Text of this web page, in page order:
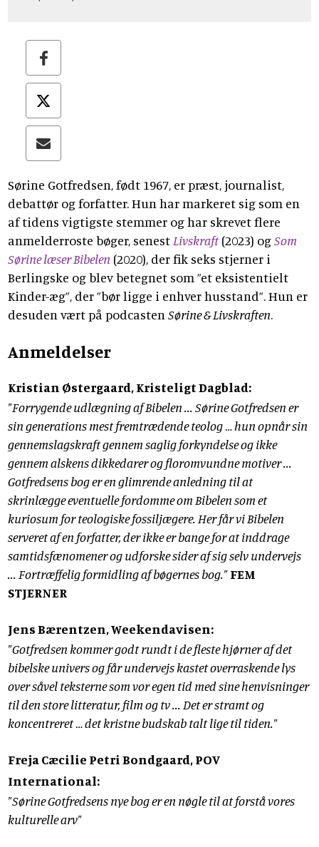
Sørine Gotfredsen, født 1967, er præst, journalist,
debattør og forfatter. Hun har markeret sig som en
af tidens vigtigste stemmer og har skrevet flere
anmelderroste bøger, senest Livskraft(2023) ogSom
Sørine læser Bibelen (2020), der fik seks stjerner i
Berlingske og blev betegnet som ”et eksistentielt
Kinder-æg”, der ”bør ligge i enhver husstand”. Hun er
desuden vært på podcasten Sørine & Livskraften.
Anmeldelser
Kristian Østergaard, Kristeligt Dagblad:
"Forrygende udlægning af Bibelen ... Sørine Gotfredsen er
sin generations mest fremtrædende teolog … hun opnår sin
gennemslagskraft gennem saglig forkyndelse og ikke
gennem alskens dikkedarer og floromvundne motiver ...
Gotfredsens bog er en glimrende anledning til at
skrinlægge eventuelle fordomme om Bibelen som et
kuriosum for teologiske fossiljægere. Her får vi Bibelen
serveret af en forfatter, der ikke er bange for at inddrage
samtidsfænomener og udforske sider af sig selv undervejs
... Fortræffelig formidling af bøgernes bog."FEM
STJERNER
Jens Bærentzen, Weekendavisen:
"Gotfredsen kommer godt rundt i de fleste hjørner af det
bibelske univers og får undervejs kastet overraskende lys
over såvel teksterne som vor egen tid med sine henvisninger
til den store litteratur, film og tv ... Det er stramt og
koncentreret … det kristne budskab talt lige til tiden."
Freja Cæcilie Petri Bondgaard, POV
International:
"Sørine Gotfredsens nye bog er en nøgle til at forstå vores
kulturelle arv"